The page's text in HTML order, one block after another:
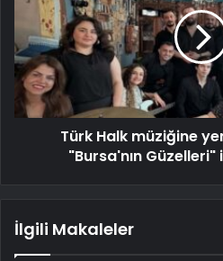
Türk Halk müziğine
"Bursa'nın
İlgili Makaleler